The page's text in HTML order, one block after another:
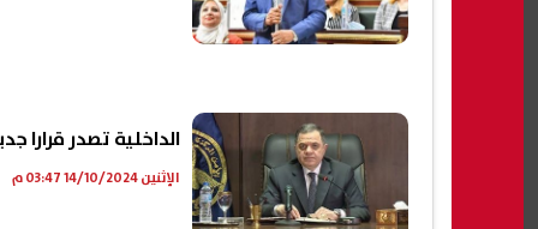
الداخلية تصدر قرارا
الإثنين 14/10/2024 03:47 م